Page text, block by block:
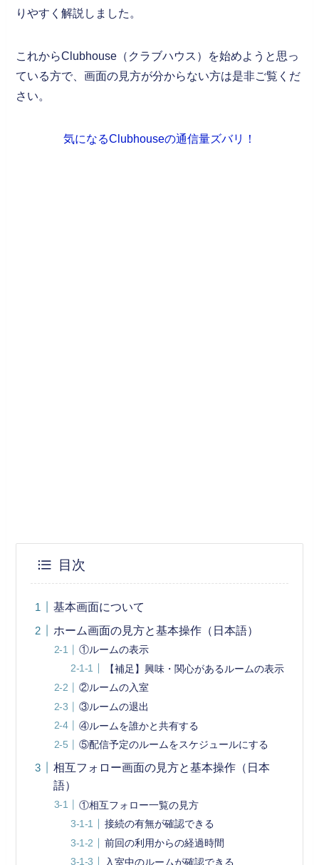
りやすく解説しました。
これからClubhouse（クラブハウス）を始めようと思っ
ている方で、画面の見方が分からない方は是非ご覧くだ
さい。
気になるClubhouseの通信量ズバリ！
目次
基本画面について
ホーム画面の見方と基本操作（日本語）
①ルームの表示
【補足】興味・関心があるルームの表示
②ルームの入室
③ルームの退出
④ルームを誰かと共有する
⑤配信予定のルームをスケジュールにする
相互フォロー画面の見方と基本操作（日本
語）
①相互フォロー一覧の見方
接続の有無が確認できる
前回の利用からの経過時間
入室中のルームが確認できる